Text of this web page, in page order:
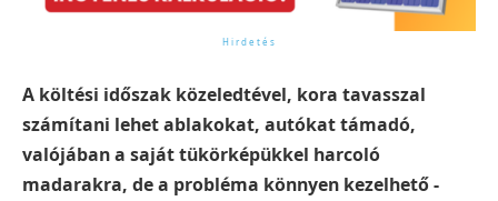
A költési időszak közeledtével, kora tavasszal
számítani lehet ablakokat, autókat támadó,
valójában a saját tükörképükkel harcoló
madarakra, de a probléma könnyen kezelhető -